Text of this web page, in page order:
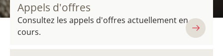
Appels d'offres
Consultez les appels d'offres actuellement en
cours.